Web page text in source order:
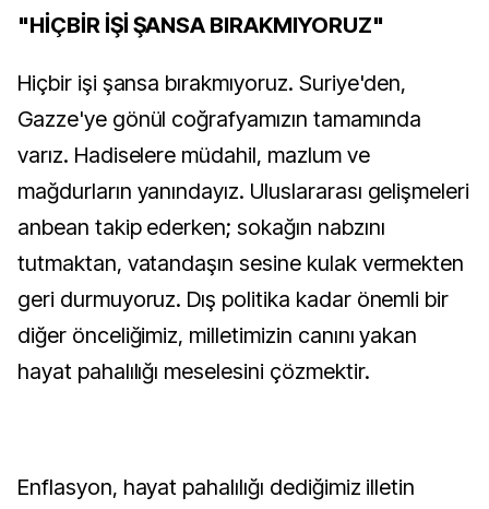
"HİÇBİR İŞİ ŞANSA BIRAKMIYORUZ"
Hiçbir işi şansa bırakmıyoruz. Suriye'den,
Gazze'ye gönül coğrafyamızın tamamında
varız. Hadiselere müdahil, mazlum ve
mağdurların yanındayız. Uluslararası gelişmeleri
anbean takip ederken; sokağın nabzını
tutmaktan, vatandaşın sesine kulak vermekten
geri durmuyoruz. Dış politika kadar önemli bir
diğer önceliğimiz, milletimizin canını yakan
hayat pahalılığı meselesini çözmektir.
Enflasyon, hayat pahalılığı dediğimiz illetin